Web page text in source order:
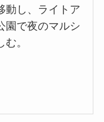
動し、ライトア
園で夜のマルシ
。